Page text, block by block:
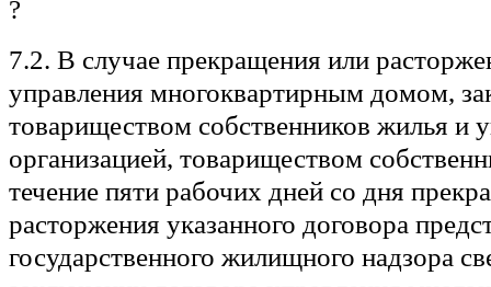
7.2. В случае прекращения или
управления многоквартирным домом,
товариществом собственников жилья и
организацией, товариществом
течение пяти рабочих дней со дня
расторжения указанного договора
государственного жилищного надзора